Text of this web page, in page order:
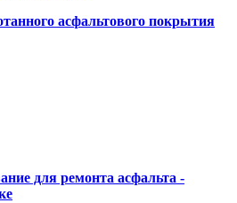
асфальтового покрытия
для ремонта асфальта -